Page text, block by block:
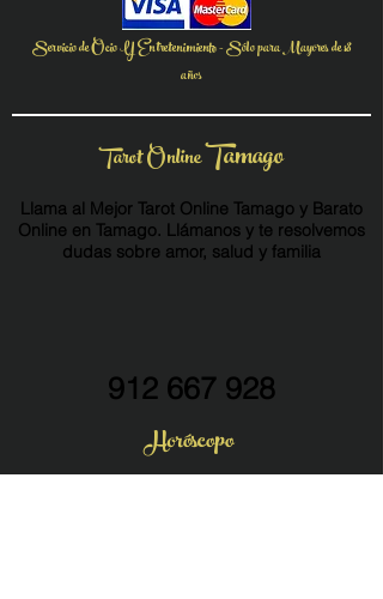
Servicio de Ocio Y Entretenimiento - Sólo para Mayores de 18
años
Tarot OnlineTamago
Llama al Mejor Tarot Online Tamago y Barato
Online en Tamago. Llámanos y te resolvemos
dudas sobre amor, salud y familia
912 667 928
Horóscopo